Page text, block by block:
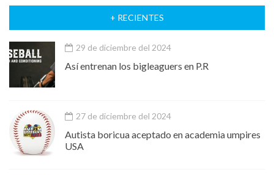
+ RECIENTES
29 de diciembre del 2024
Así entrenan los bigleaguers en P.R
27 de diciembre del 2024
Autista boricua aceptado en academia umpires
USA